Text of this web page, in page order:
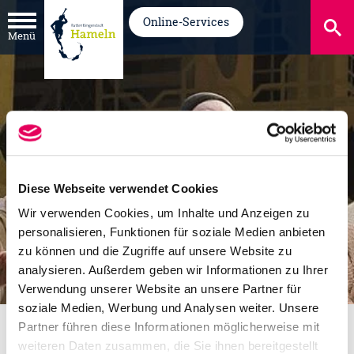
Diese Webseite verwendet Cookies
Wir verwenden Cookies, um Inhalte und Anzeigen zu
personalisieren, Funktionen für soziale Medien anbieten
zu können und die Zugriffe auf unsere Website zu
analysieren. Außerdem geben wir Informationen zu Ihrer
Verwendung unserer Website an unsere Partner für
soziale Medien, Werbung und Analysen weiter. Unsere
Partner führen diese Informationen möglicherweise mit
weiteren Daten zusammen, die Sie ihnen bereitgestellt
Menü
Online-Services
Veranstaltungen